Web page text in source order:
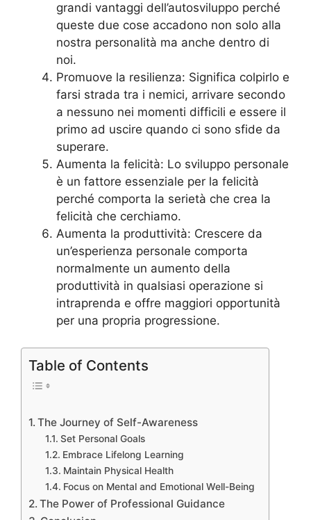
grandi vantaggi dell’autosviluppo perché
queste due cose accadono non solo alla
nostra personalità ma anche dentro di
noi.
Promuove la resilienza: Significa colpirlo e
farsi strada tra i nemici, arrivare secondo
a nessuno nei momenti difficili e essere il
primo ad uscire quando ci sono sfide da
superare.
Aumenta la felicità: Lo sviluppo personale
è un fattore essenziale per la felicità
perché comporta la serietà che crea la
felicità che cerchiamo.
Aumenta la produttività: Crescere da
un’esperienza personale comporta
normalmente un aumento della
produttività in qualsiasi operazione si
intraprenda e offre maggiori opportunità
per una propria progressione.
Table of Contents
The Journey of Self-Awareness
Set Personal Goals
Embrace Lifelong Learning
Maintain Physical Health
Focus on Mental and Emotional Well-Being
The Power of Professional Guidance